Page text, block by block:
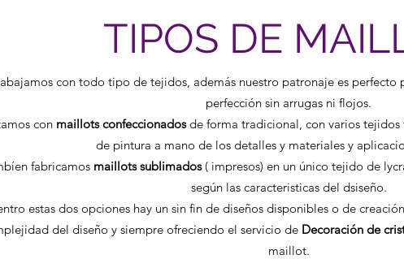
TIPOS DE
con todo tipo de tejidos, además nuestro patronaje es perfecto
perfección sin arrugas ni flojos.
con maillots confeccionadosde forma tradicional, con varios tejidos
de pintura a mano de los detalles y materiales y
fabricamos maillots sublimados( impresos) en un único tejido de
según las caracteristicas del dsiseño.
estas dos opciones hay un sin fin de diseños disponibles o de
del diseño y siempre ofreciendo el servicio de Decoración de
maillot.